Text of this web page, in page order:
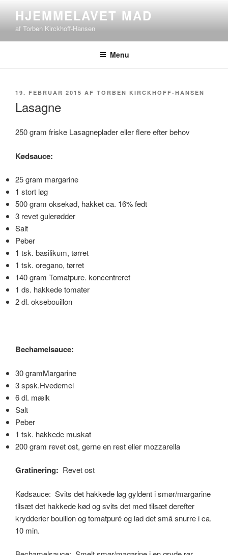
indhold
HJEMMELAVET MAD
af Torben Kirckhoff-Hansen
Menu
UDGIVET
19. FEBRUAR 2015 AF TORBEN KIRCKHOFF-HANSEN
Lasagne
250 gram friske Lasagneplader eller flere efter behov
Kødsauce:
25 gram margarine
1 stort løg
500 gram oksekød, hakket ca. 16% fedt
3 revet gulerødder
Salt
Peber
1 tsk. basilikum, tørret
1 tsk. oregano, tørret
140 gram Tomatpure. koncentreret
1 ds. hakkede tomater
2 dl. oksebouillon
Bechamelsauce:
30 gramMargarine
3 spsk.Hvedemel
6 dl. mælk
Salt
Peber
1 tsk. hakkede muskat
200 gram revet ost, gerne en rest eller mozzarella
Gratinering: Revet ost
Kødsauce: Svits det hakkede løg gyldent i smør/margarine
tilsæt det hakkede kød og svits det med tilsæt derefter
krydderier bouillon og tomatpuré og lad det små snurre i ca.
10 min.